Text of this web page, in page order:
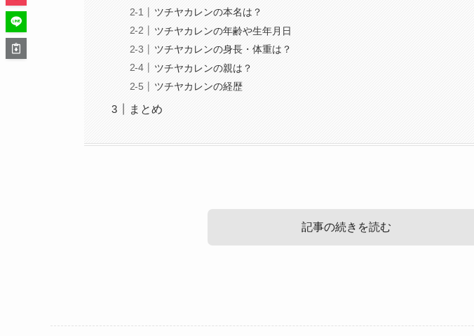
ツチヤカレンの本名は？
ツチヤカレンの年齢や生年月日
ツチヤカレンの身長・体重は？
ツチヤカレンの親は？
ツチヤカレンの経歴
まとめ
記事の続きを読む